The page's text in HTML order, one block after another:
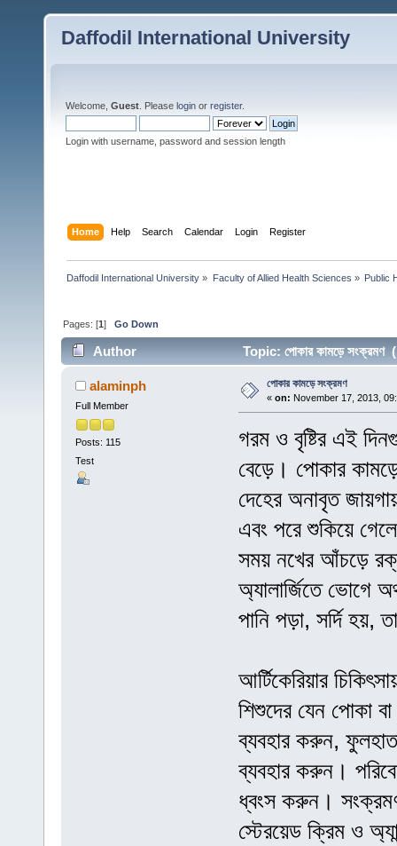
Daffodil International University
Welcome, Guest . Please login or register.
Login with username, password and session length
Home Help Search Calendar Login Register
Daffodil International University » Faculty of Allied Health Sciences » Public
Pages: [1]Go Down
Author Topic: পোকার কামড়ে
alaminph
Full Member
Posts: 115
Test
পোকার কামড়ে সংক্রমণ
« on: November 17, 2013,
গরম ও বৃষ্টির এই
বেড়ে। পোকার
দেহের অনাবৃত
এবং পরে শুকিয়ে
সময় নখের আঁচড়ে
অ্যালার্জিতে ভোগে
পানি পড়া, সর্দি হয়,
আর্টিকেরিয়ার
শিশুদের যেন পোকা
ব্যবহার করুন,
ব্যবহার করুন।
ধ্বংস করুন। সংক্রমণ
স্টেরয়েড ক্রিম ও